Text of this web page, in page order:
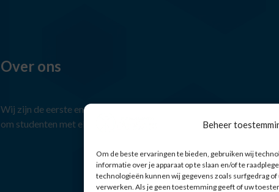
Beheer
Om de beste ervaringen te bieden, gebruiken wij
informatie over je apparaat op te slaan en/of te
technologieën kunnen wij gegevens zoals surfgedrag of
verwerken. Als je geen toestemming geeft of uw
Over ons
Wij zijn de eerste en grootste studentenvereniging voor alle
om studenten met elkaar in contact te brengen en iedereen een